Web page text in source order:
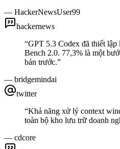
— HackerNewsUser99
hackernews
“GPT 5.3 Codex đã thiết
Bench 2.0. 77,3% là một
bản trước.”
— bridgemindai
twitter
“Khả năng xử lý context
toàn bộ kho lưu trữ doanh
— cdcore